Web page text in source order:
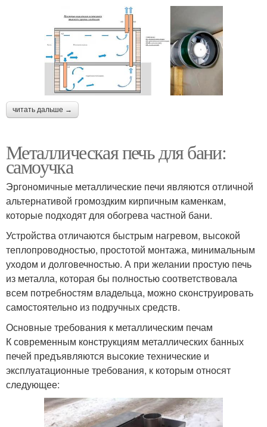
читать дальше →
Металлическая печь для бани:
самоучка
Эргономичные металлические печи являются отличной
альтернативой громоздким кирпичным каменкам,
которые подходят для обогрева частной бани.
Устройства отличаются быстрым нагревом, высокой
теплопроводностью, простотой монтажа, минимальным
уходом и долговечностью. А при желании простую печь
из металла, которая бы полностью соответствовала
всем потребностям владельца, можно сконструировать
самостоятельно из подручных средств.
Основные требования к металлическим печам
К современным конструкциям металлических банных
печей предъявляются высокие технические и
эксплуатационные требования, к которым относят
следующее: